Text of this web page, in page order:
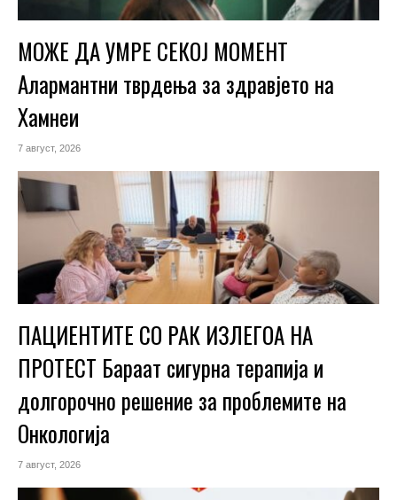
МОЖЕ ДА УМРЕ СЕКОЈ МОМЕНТ
Алармантни тврдења за здравјето на
Хамнеи
7 август, 2026
ПАЦИЕНТИТЕ СО РАК ИЗЛЕГОА НА
ПРОТЕСТ Бараат сигурна терапија и
долгорочно решение за проблемите на
Онкологија
7 август, 2026